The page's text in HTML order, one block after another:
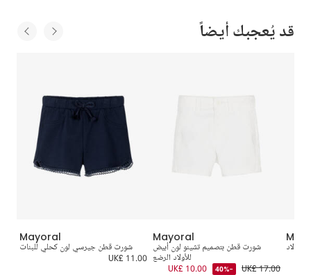
قد يُعجبك أيضاً
Mayoral
شورت قطن جيرسي لون كحلي للبنات
UK£ 11.00
Mayoral
شورت قطن بتصميم تشينو لون أبيض
للأولاد الرضع
UK£ 17.00
-40%
UK£ 10.00